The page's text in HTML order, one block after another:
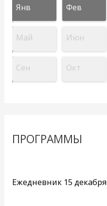
Янв Фев
Май Июн
Сен Окт
ПРОГРАММЫ
Ежедневник 15 декабря